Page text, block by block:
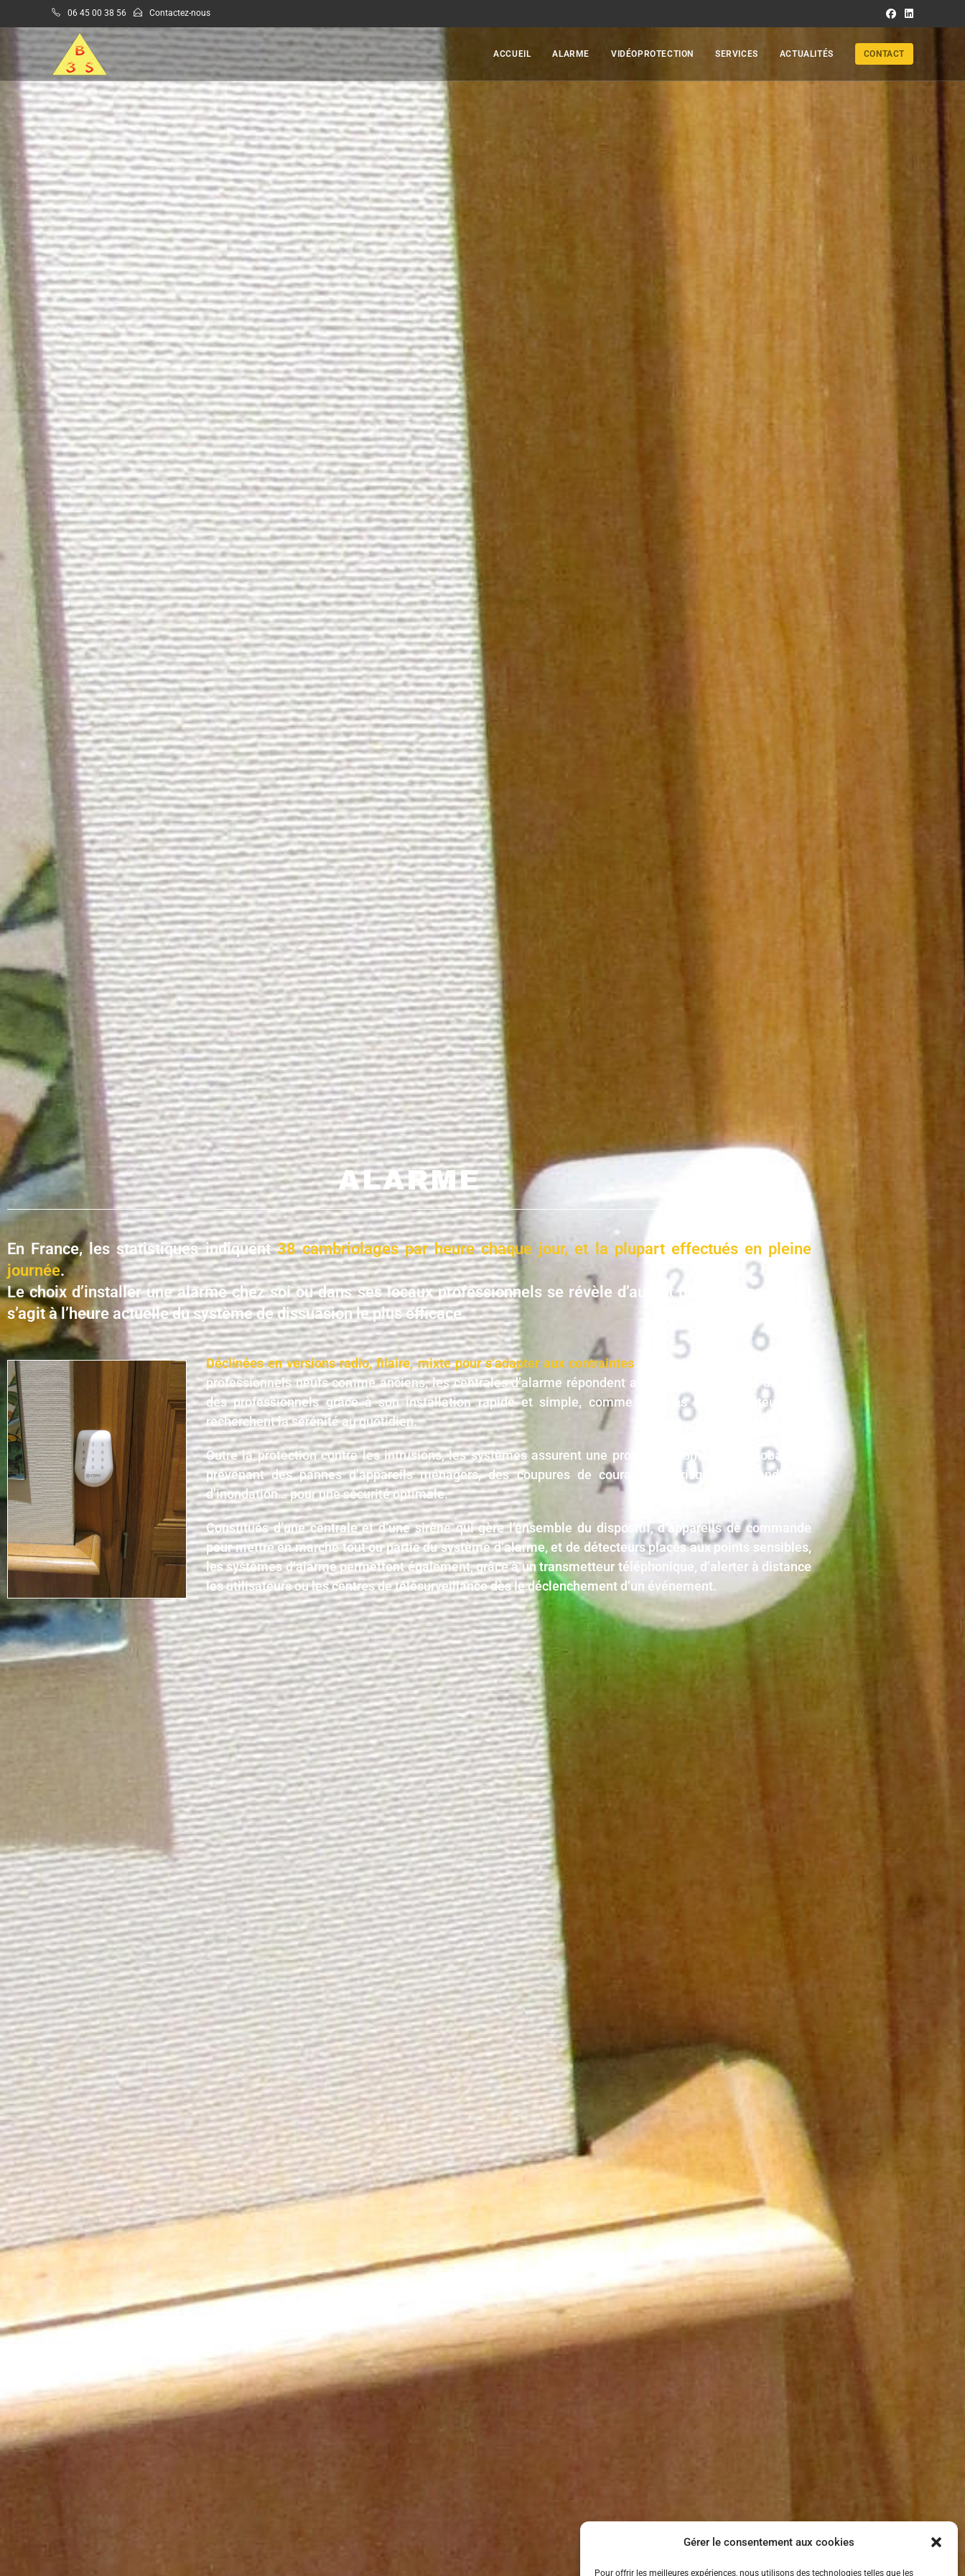
Gérer le consentement aux cookies
Pour offrir les meilleures expériences, nous utilisons des technologies telles que les
06 45 00 38 56 Contactez-nous
ACCUEIL ALARME VIDÉOPROTECTION SERVICES ACTUALITÉS CONTACT
ALARME
En France, les statistiques indiquent38 cambriolages par heure chaque jour, et la plupart effectués en pleine
journée.
Le choix d’installer une alarme chez soi ou dans ses locaux professionnels se révèle d’autant plus pertinent qu’il
s’agit à l’heure actuelle du système de dissuasion le plus efficace.
Déclinées en versions radio, filaire, mixte pour s’adapter aux contraintes des résidences et des locaux
professionnels neufs comme anciens, les centrales d’alarme répondent ainsi précisément aux attentes
des professionnels grâce à son installation rapide et simple, comme à celles des utilisateurs qui
recherchent la sérénité au quotidien.
Outre la protection contre les intrusions, les systèmes assurent une protection domestique globale en
prévenant des pannes d’appareils ménagers, des coupures de courant, des risques d’incendie ou
d’inondation… pour une sécurité optimale.
Constitués d’une centrale et d’une sirène qui gère l’ensemble du dispositif, d’appareils de commande
pour mettre en marche tout ou partie du système d’alarme, et de détecteurs placés aux points sensibles,
les systèmes d’alarme permettent également, grâce à un transmetteur téléphonique, d’alerter à distance
les utilisateurs ou les centres de télésurveillance dès le déclenchement d’un événement.